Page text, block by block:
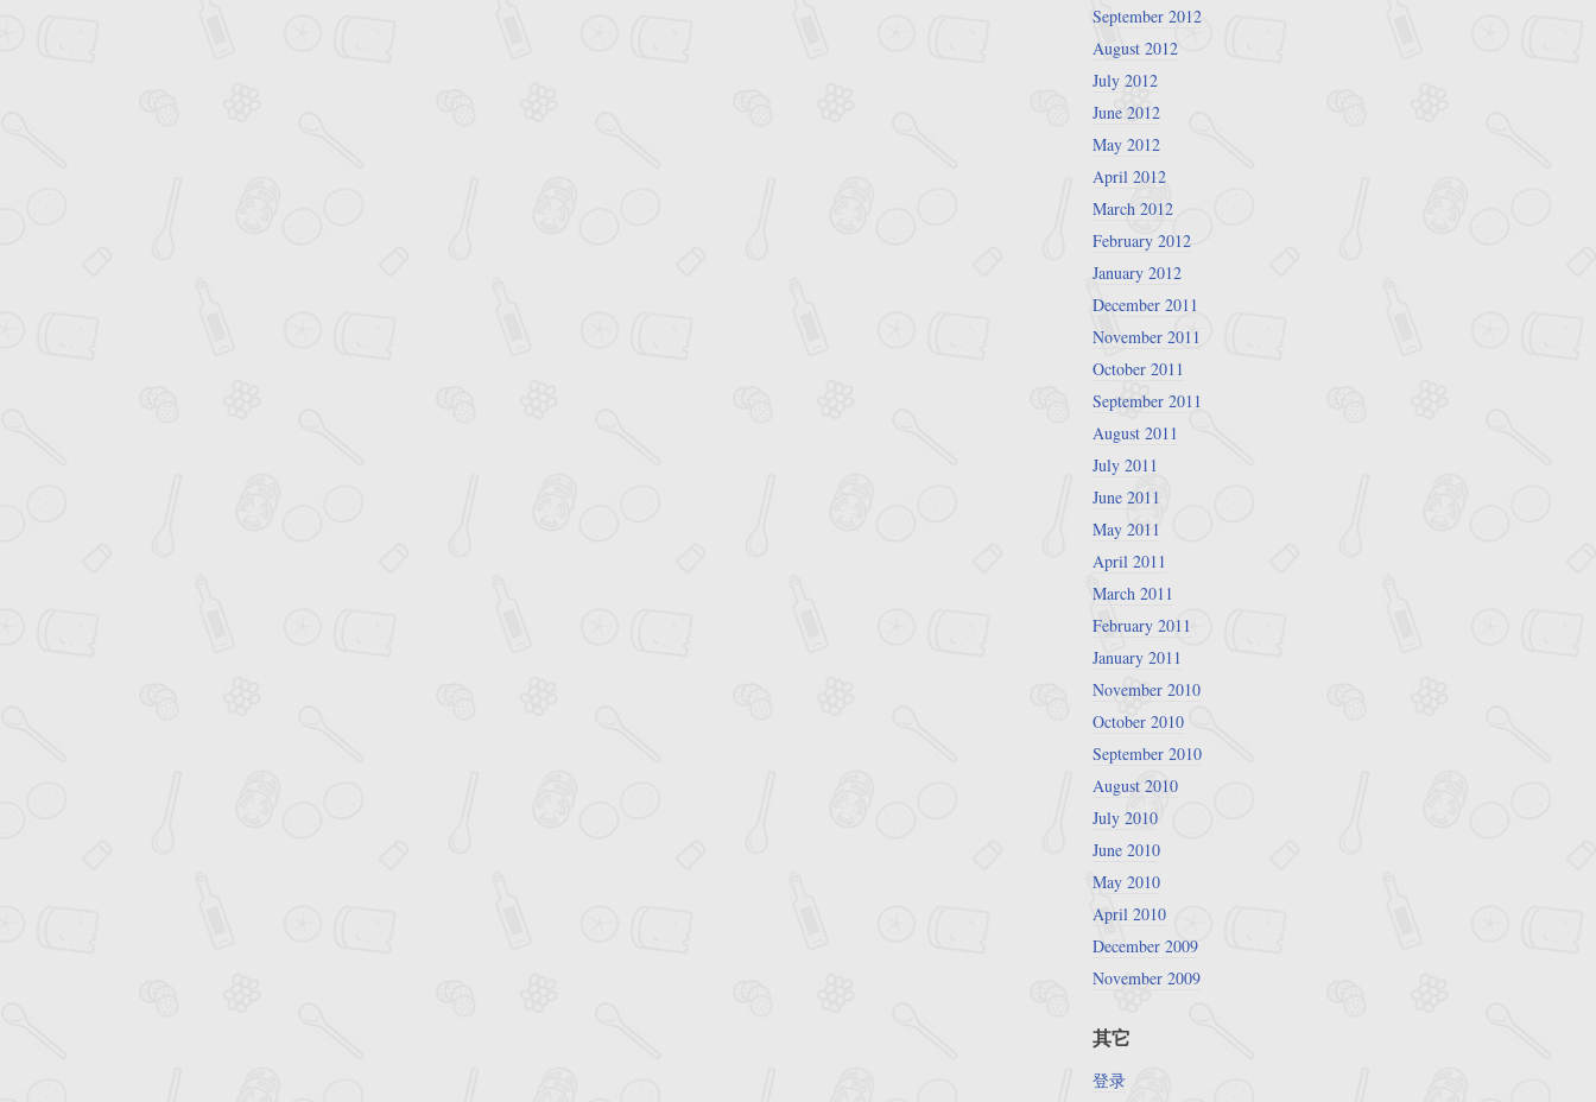
September 2012
August 2012
July 2012
June 2012
May 2012
April 2012
March 2012
February 2012
January 2012
December 2011
November 2011
October 2011
September 2011
August 2011
July 2011
June 2011
May 2011
April 2011
March 2011
February 2011
January 2011
November 2010
October 2010
September 2010
August 2010
July 2010
June 2010
May 2010
April 2010
December 2009
November 2009
其它
登录